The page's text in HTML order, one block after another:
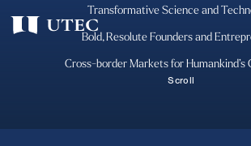
Transformative Science and
Bold, Resolute Founders and
Cross-border Markets for Humankind’s
Scroll
優れた Science/
軸となる東京大学に加え、全国の大学、研究